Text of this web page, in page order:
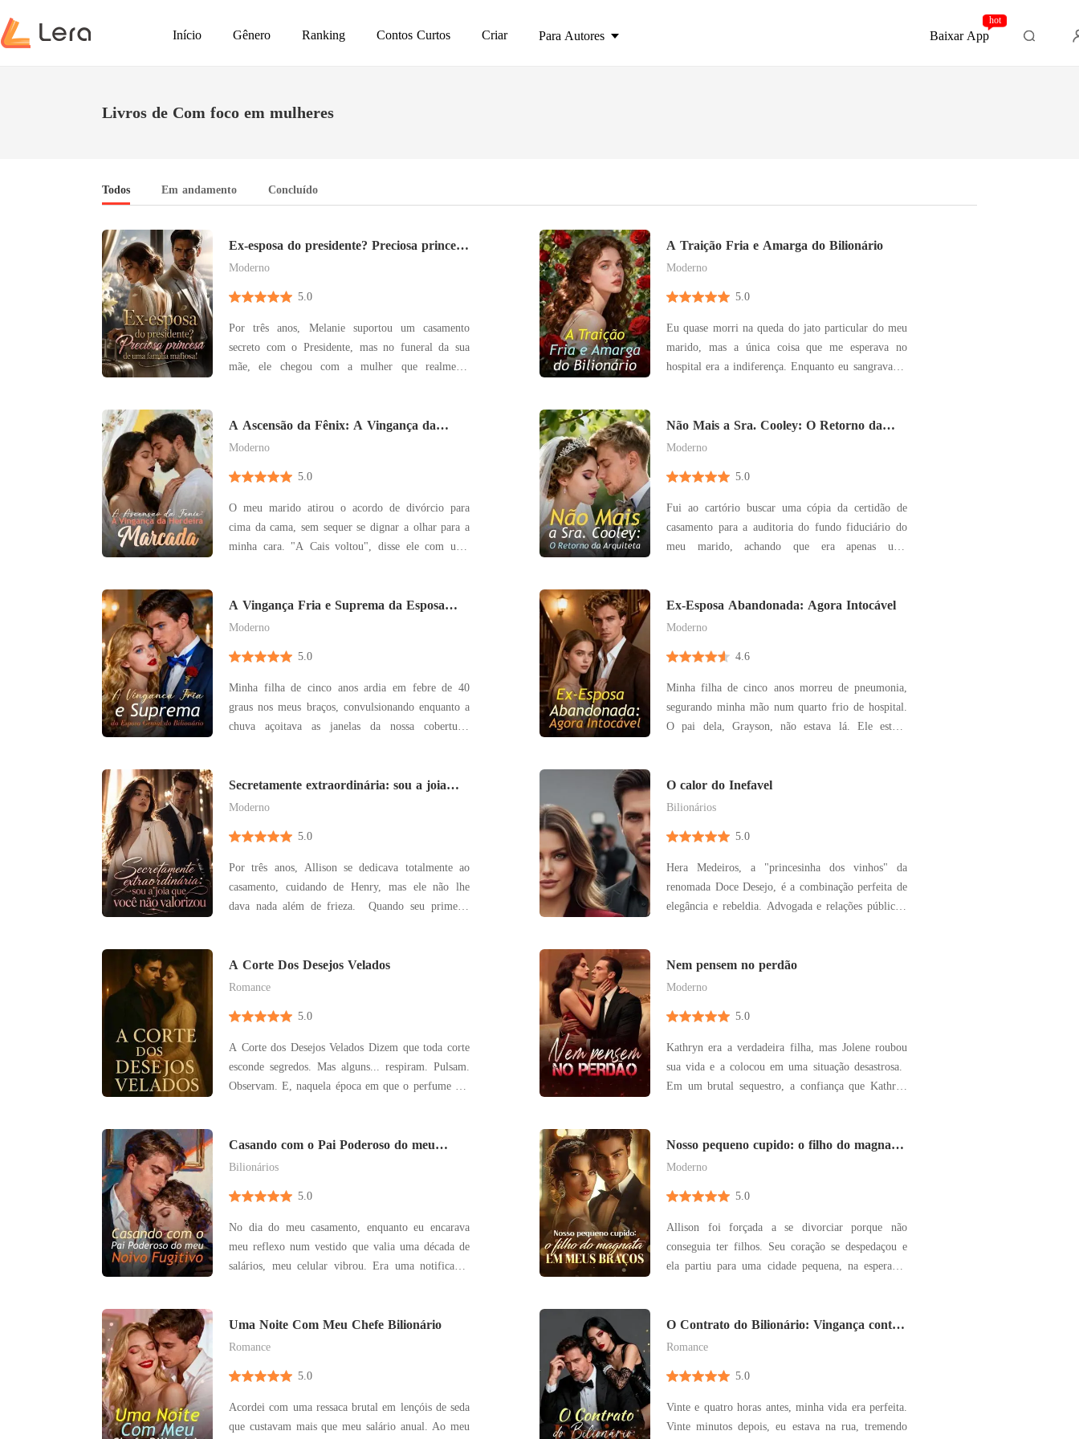
Início Gênero Ranking Contos Curtos Criar Para Autores Baixar App
hot
Livros de Com foco em mulheres
Todos Em andamento Concluído
Ex-esposa do presidente? Preciosa princesa
de uma família mafiosa!
Moderno
5.0
Por três anos, Melanie suportou um casamento
secreto com o Presidente, mas no funeral da sua
mãe, ele chegou com a mulher que realmente
precisara desesperadamente para aquela mulher.
Desiludida, ela assino
A Traição Fria e Amarga do Bilionário
Moderno
5.0
Eu quase morri na queda do jato particular do meu
marido, mas a única coisa que me esperava no
hospital era a indiferença. Enquanto eu sangrava na
do carro e carregou Cássia, sua ex-namorada, nos
A Ascensão da Fênix: A Vingança da
Herdeira Marcada
Moderno
5.0
O meu marido atirou o acordo de divórcio para
cima da cama, sem sequer se dignar a olhar para a
minha cara. "A Cais voltou", disse ele com uma
uma casa no interior e esconderes esse rosto
deformado onde
Não Mais a Sra. Cooley: O Retorno da
Arquiteta
Moderno
5.0
Fui ao cartório buscar uma cópia da certidão de
casamento para a auditoria do fundo fiduciário do
meu marido, achando que era apenas uma
nunca foi devolvido. Legalmente, a senhora é
A Vingança Fria e Suprema da Esposa
Genial do Bilionário
Moderno
5.0
Minha filha de cinco anos ardia em febre de 40
graus nos meus braços, convulsionando enquanto a
chuva açoitava as janelas da nossa cobertura.
para a caixa postal. Enquanto eu corria sozinha
para a emergênc
Ex-Esposa Abandonada: Agora Intocável
Moderno
4.6
Minha filha de cinco anos morreu de pneumonia,
segurando minha mão num quarto frio de hospital.
O pai dela, Grayson, não estava lá. Ele estava
de Effie parava de bater. Quando liguei
desesperada, recebi
Secretamente extraordinária: sou a joia
que você não valorizou
Moderno
5.0
Por três anos, Allison se dedicava totalmente ao
casamento, cuidando de Henry, mas ele não lhe
dava nada além de frieza. Quando seu primeiro
Allison foi embora e recuperou a vida brilhante
que havi
O calor do Inefavel
Bilionários
5.0
Hera Medeiros, a "princesinha dos vinhos" da
renomada Doce Desejo, é a combinação perfeita de
elegância e rebeldia. Advogada e relações públicas,
trás da fachada polida, Hera anseia por algo que
toque su
A Corte Dos Desejos Velados
Romance
5.0
A Corte dos Desejos Velados Dizem que toda corte
esconde segredos. Mas alguns... respiram. Pulsam.
Observam. E, naquela época em que o perfume das
que o nome que sussurravam pelas colunas de
mármore:
Nem pensem no perdão
Moderno
5.0
Kathryn era a verdadeira filha, mas Jolene roubou
sua vida e a colocou em uma situação desastrosa.
Em um brutal sequestro, a confiança que Kathryn
escapar por pouco, ela decidiu cortar todos os laços
e nunca perdoá-
Casando com o Pai Poderoso do meu
Noivo Fugitivo
Bilionários
5.0
No dia do meu casamento, enquanto eu encarava
meu reflexo num vestido que valia uma década de
salários, meu celular vibrou. Era uma notificação
"Foda-se as correntes. Buscando a liberdade." Ele
não es
Nosso pequeno cupido: o filho do magnata
em meus braços
Moderno
5.0
Allison foi forçada a se divorciar porque não
conseguia ter filhos. Seu coração se despedaçou e
ela partiu para uma cidade pequena, na esperança
criá-lo sozinha. Quatro anos se passaram num
piscar d
Uma Noite Com Meu Chefe Bilionário
Romance
5.0
Acordei com uma ressaca brutal em lençóis de seda
que custavam mais que meu salário anual. Ao meu
O Contrato do Bilionário: Vingança contra
meu Ex
Romance
5.0
Vinte e quatro horas antes, minha vida era perfeita.
Vinte minutos depois, eu estava na rua, tremendo